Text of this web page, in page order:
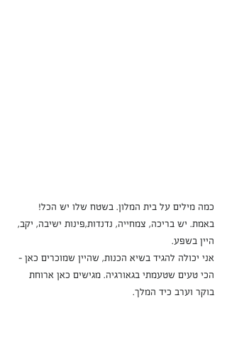
כמה מילים על בית המלון. בשטח שלו יש הכל!
באמת. יש בריכה, צמחייה, נדנדות,פינות ישיבה, יקב,
היין בשפע.
אני יכולה להגיד בשיא הכנות, שהיין שמוכרים כאן -
הכי טעים שטעמתי בגאורגיה. מגישים כאן ארוחת
בוקר וערב כיד המלך.